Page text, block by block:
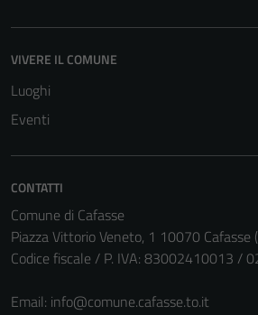
VIVERE IL COMUNE
Luoghi
Eventi
CONTATTI
Comune di Cafasse
Piazza Vittorio Veneto, 1 10070 Cafasse
Codice fiscale / P. IVA: 83002410013 /
Email: info@comune.cafasse.to.it